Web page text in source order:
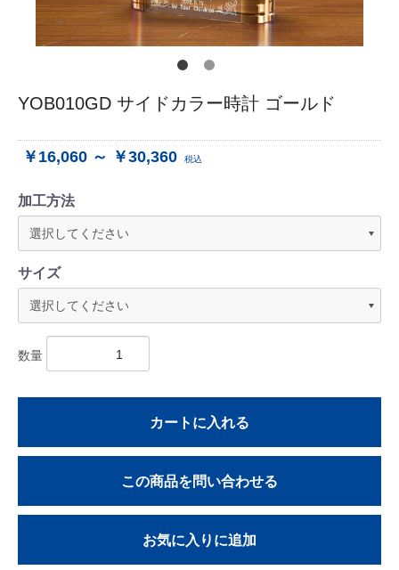
YOB010GD サイドカラー時計 ゴールド
￥16,060 ～ ￥30,360 税込
加工方法
サイズ
数量
カートに入れる
この商品を問い合わせる
お気に入りに追加